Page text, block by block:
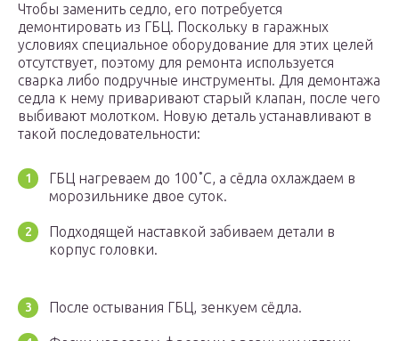
Чтобы заменить седло, его потребуется
демонтировать из ГБЦ. Поскольку в гаражных
условиях специальное оборудование для этих целей
отсутствует, поэтому для ремонта используется
сварка либо подручные инструменты. Для демонтажа
седла к нему приваривают старый клапан, после чего
выбивают молотком. Новую деталь устанавливают в
такой последовательности:
ГБЦ нагреваем до 100˚С, а сёдла охлаждаем в
морозильнике двое суток.
Подходящей наставкой забиваем детали в
корпус головки.
После остывания ГБЦ, зенкуем сёдла.